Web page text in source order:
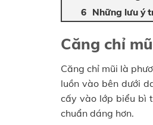
Những lưu ý
Căng chỉ
Căng chỉ mũi là
luồn vào bên dưới
cấy vào lớp biểu bì
chuẩn dáng hơn.